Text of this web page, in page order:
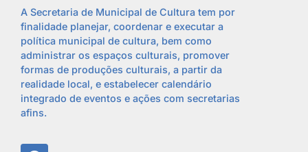
A Secretaria de Municipal de Cultura tem por
finalidade planejar, coordenar e executar a
política municipal de cultura, bem como
administrar os espaços culturais, promover
formas de produções culturais, a partir da
realidade local, e estabelecer calendário
integrado de eventos e ações com secretarias
afins.